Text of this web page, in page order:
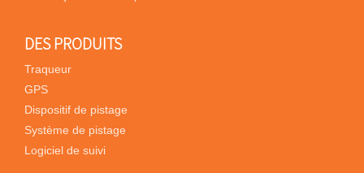
DES PRODUITS
Traqueur
GPS
Dispositif de pistage
Système de pistage
Logiciel de suivi